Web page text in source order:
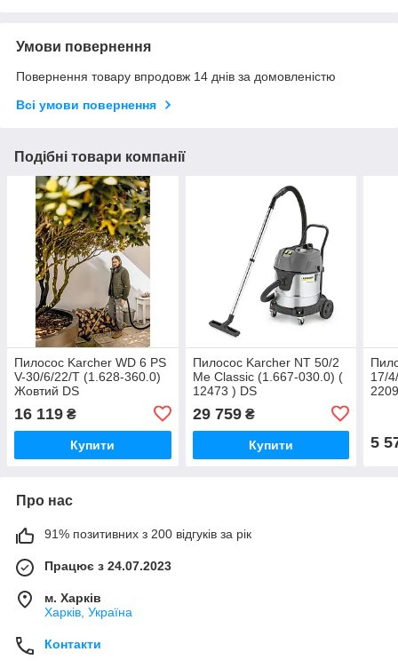
Умови повернення
Повернення товару впродовж 14 днів за домовленістю
Всі умови повернення
Подібні товари компанії
Пилосос Karcher WD 6 PS
V-30/6/22/T (1.628-360.0)
Жовтий DS
16 119 ₴
Купити
Пилосос Karcher NT 50/2
Me Classic (1.667-030.0) (
12473 ) DS
29 759₴
Купити
17/
5
Про нас
91% позитивних з 200 відгуків за рік
Працює з 24.07.2023
м. Харків
Харків, Україна
Контакти